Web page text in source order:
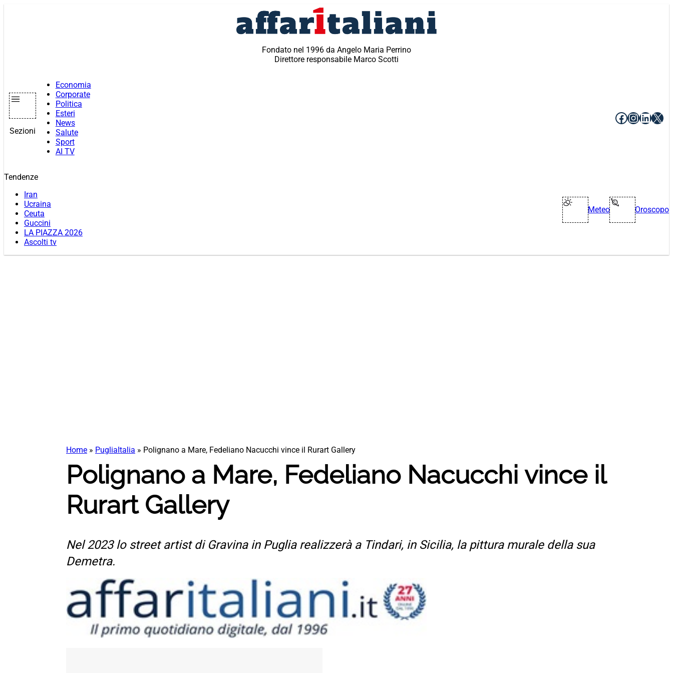
Fondato nel 1996 da Angelo Maria Perrino
Direttore responsabile Marco Scotti
Sezioni
Economia
Corporate
Politica
Esteri
News
Salute
Sport
AI TV
Facebook
X
Tendenze
Iran
Ucraina
Ceuta
Guccini
LA PIAZZA 2026
Ascolti tv
Meteo Oroscopo
Home » PugliaItalia » Polignano a Mare, Fedeliano Nacucchi vince il Rurart Gallery
Polignano a Mare, Fedeliano Nacucchi vince il
Rurart Gallery
Nel 2023 lo street artist di Gravina in Puglia realizzerà a Tindari, in Sicilia, la pittura murale della sua
Demetra.